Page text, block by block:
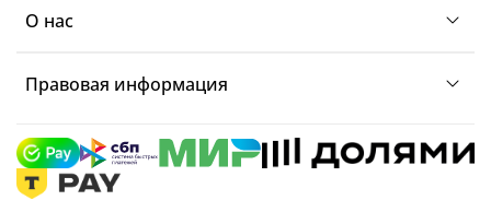
О нас
Правовая информация